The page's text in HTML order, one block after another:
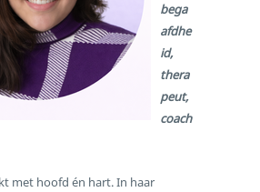
bega
afdhe
id,
thera
peut,
coach
met hoofd én hart. In haar